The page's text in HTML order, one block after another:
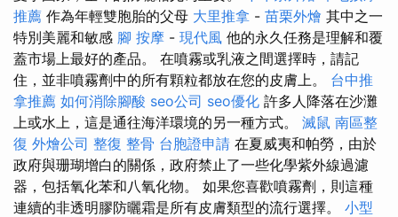
推薦 作為年輕雙胞胎的父母 大里推拿 - 苗栗外燴 其中之一
特別美麗和敏感 腳 按摩 - 現代風 他的永久任務是理解和覆
蓋市場上最好的產品。 在噴霧或乳液之間選擇時，請記
住，並非噴霧劑中的所有顆粒都放在您的皮膚上。 台中推
拿推薦 如何消除腳酸 seo公司 seo優化 許多人降落在沙灘
上或水上，這是通往海洋環境的另一種方式。 滅鼠 南區整
復 外燴公司 整復 整骨 台胞證申請 在夏威夷和帕勞，由於
政府與珊瑚增白的關係，政府禁止了一些化學紫外線過濾
器，包括氧化苯和八氧化物。 如果您喜歡噴霧劑，則這種
連續的非透明膠防曬霜是所有皮膚類型的流行選擇。 小型